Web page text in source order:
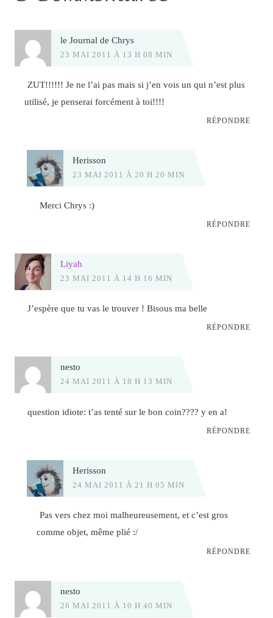
le Journal de Chrys
23 MAI 2011 À 13 H 08 MIN
ZUT!!!!!! Je ne l’ai pas mais si j’en vois un qui n’est plus
utilisé, je penserai forcément à toi!!!!
RÉPONDRE
Herisson
23 MAI 2011 À 20 H 20 MIN
Merci Chrys :)
RÉPONDRE
Liyah
23 MAI 2011 À 14 H 16 MIN
J’espère que tu vas le trouver ! Bisous ma belle
RÉPONDRE
nesto
24 MAI 2011 À 18 H 13 MIN
question idiote: t’as tenté sur le bon coin???? y en a!
RÉPONDRE
Herisson
24 MAI 2011 À 21 H 05 MIN
Pas vers chez moi malheureusement, et c’est gros
comme objet, même plié :/
RÉPONDRE
nesto
26 MAI 2011 À 10 H 40 MIN